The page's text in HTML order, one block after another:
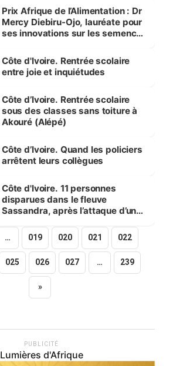
Prix Afrique de l’Alimentation : Dr
Mercy Diebiru-Ojo, lauréate pour
ses innovations sur les semences
Côte d'Ivoire. Rentrée scolaire
entre joie et inquiétudes
Côte d’Ivoire. Rentrée scolaire
sous des classes sans toiture à
Akouré (Alépé)
Côte d’Ivoire. Quand les policiers
arrêtent leurs collègues
Côte d'Ivoire. 11 personnes
disparues dans le fleuve
Sassandra, après l’attaque d’un
… 019 020 021 022
025 026 027 … 239
»
PUBLICITÉ
Lumières d'Afrique